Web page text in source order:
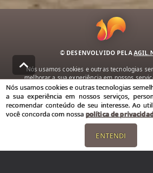
© DESENVOLVIDO PELA
Nós usamos cookies e outras tecnologias
melhorar a sua experiência em nossos
publicidade e recomendar conteúdo de seu
nossos serviços, você concorda com nossa
termos de uso.
Política de Privacidade Termos
Nós usamos cookies e outras tecnologias
a sua experiência em nossos serviços,
recomendar conteúdo de seu interesse. Ao
você concorda com nossa política de
ENTENDI